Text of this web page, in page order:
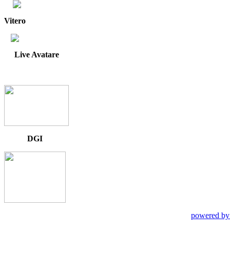
Vitero
Live Avatare
DGI
powered